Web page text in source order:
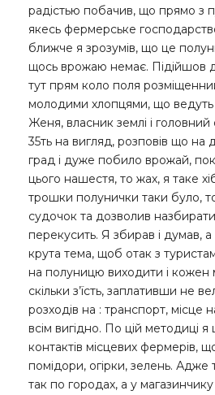
радістью побачив, що прямо з
якесь фермерське
ближче я зрозумів, що це
щось врожаю немає. Підійшов
тут прям коло поля
молодими хлопцями, що ведуть
Женя, власник землі і
35ть на вигляд, розповів що
град і дуже побило врожай,
цього нашестя, то жах, я таке
трошки полунички таки було,
судочок та дозволив назбирати
перекусить. Я збирав і думав, а
крута тема, щоб отак з
на полуницю виходити і кожен
скільки з’їсть, заплативши не
розходів на : транспорт, місце
всім вигідно. По цій методиці я
контактів місцевих фермерів,
помідори, огірки, зелень. Адже
так по городах, а у